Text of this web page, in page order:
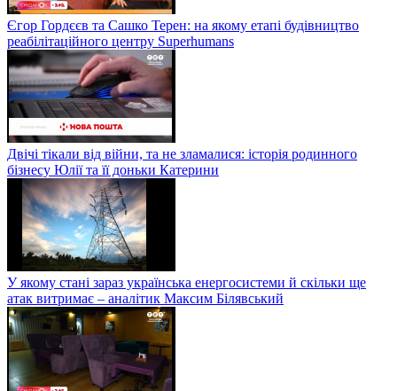
Єгор Гордєєв та Сашко Терен: на якому етапі будівництво
реабілітаційного центру Superhumans
Двічі тікали від війни, та не зламалися: історія родинного
бізнесу Юлії та її доньки Катерини
У якому стані зараз українська енергосистеми й скільки ще
атак витримає – аналітик Максим Білявський